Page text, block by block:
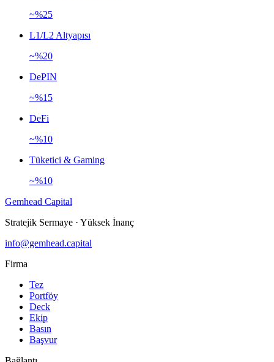
~%25
L1/L2 Altyapısı
~%20
DePIN
~%15
DeFi
~%10
Tüketici & Gaming
~%10
Gemhead Capital
Stratejik Sermaye · Yüksek İnanç
info@gemhead.capital
Firma
Tez
Portföy
Deck
Ekip
Basın
Başvur